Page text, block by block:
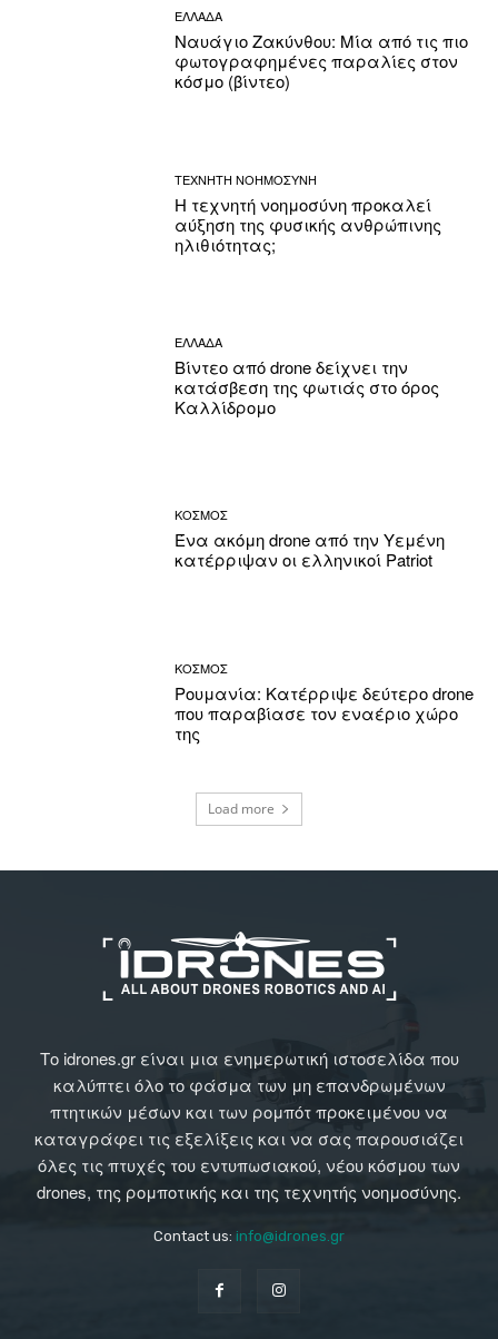
ΕΛΛΑΔΑ
Ναυάγιο Ζακύνθου: Μία από τις πιο
φωτογραφημένες παραλίες στον
κόσμο (βίντεο)
ΤΕΧΝΗΤΗ ΝΟΗΜΟΣΥΝΗ
Η τεχνητή νοημοσύνη προκαλεί
αύξηση της φυσικής ανθρώπινης
ηλιθιότητας;
ΕΛΛΑΔΑ
Βίντεο από drone δείχνει την
κατάσβεση της φωτιάς στο όρος
Καλλίδρομο
ΚΟΣΜΟΣ
Ένα ακόμη drone από την Υεμένη
κατέρριψαν οι ελληνικοί Patriot
ΚΟΣΜΟΣ
Ρουμανία: Κατέρριψε δεύτερο drone
που παραβίασε τον εναέριο χώρο
της
Load more
Το idrones.gr είναι μια ενημερωτική ιστοσελίδα που
καλύπτει όλο το φάσμα των μη επανδρωμένων
πτητικών μέσων και των ρομπότ προκειμένου να
καταγράφει τις εξελίξεις και να σας παρουσιάζει
όλες τις πτυχές του εντυπωσιακού, νέου κόσμου των
drones, της ρομποτικής και της τεχνητής νοημοσύνης.
Contact us: info@idrones.gr